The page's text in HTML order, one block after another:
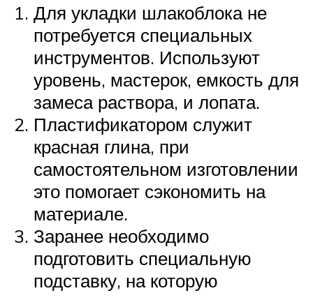
Для укладки шлакоблока не
потребуется специальных
инструментов. Используют
уровень, мастерок, емкость для
замеса раствора, и лопата.
Пластификатором служит
красная глина, при
самостоятельном изготовлении
это помогает сэкономить на
материале.
Заранее необходимо
подготовить специальную
подставку, на которую